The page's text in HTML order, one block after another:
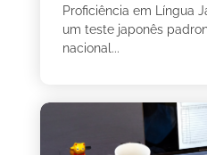
Proficiência em Língua
um teste japonês
nacional...